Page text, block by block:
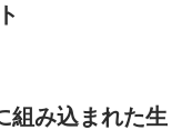
み込まれた生